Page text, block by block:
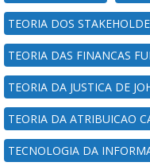
TEORIA DOS
TEORIA DAS FINANCAS
TEORIA DA JUSTICA DE
TEORIA DA ATRIBUICAO
TECNOLOGIA DA